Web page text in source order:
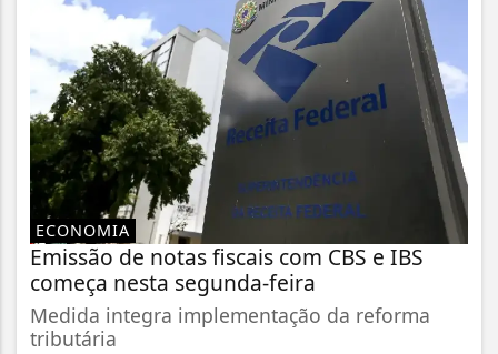
ECONOMIA
Emissão de notas fiscais com CBS e IBS
começa nesta segunda-feira
Medida integra implementação da reforma
tributária